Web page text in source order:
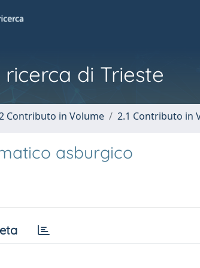
di Trieste
Contributo in Volume 2.1 Contributo in
asburgico